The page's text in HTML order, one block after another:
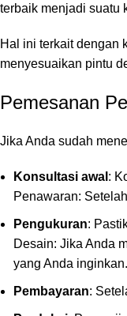
terbaik menjadi suatu
Hal ini terkait dengan
menyesuaikan pintu
Pemesanan
Jika Anda sudah
Konsultasi awal :
Penawaran:
Pengukuran:
Desain: Jika Anda
yang Anda inginkan.
Pembayaran: